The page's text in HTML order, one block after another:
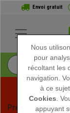
Envoi gratuit
Profitez des
Nous
pour
récoltant les
navigation.
à ce
Cookies .
appuyant